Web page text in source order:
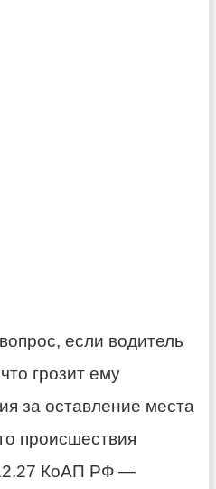
если водитель
грозит ему
за оставление места
происшествия
12.27 КоАП РФ —